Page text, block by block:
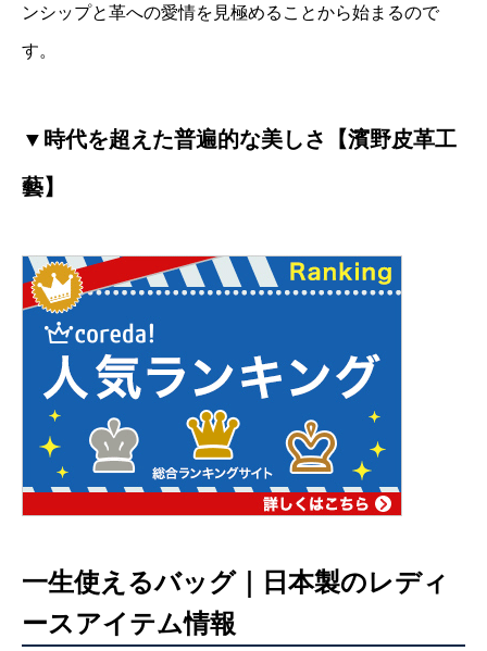
ンシップと革への愛情を見極めることから始まるので
す。
▼時代を超えた普遍的な美しさ【濱野皮革工
藝】
一生使えるバッグ｜日本製のレディ
ースアイテム情報